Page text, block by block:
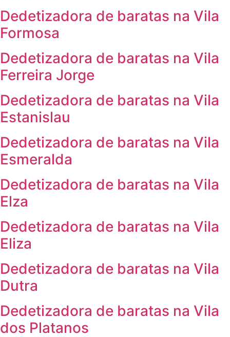
Dedetizadora de baratas na Vila
Formosa
Dedetizadora de baratas na Vila
Ferreira Jorge
Dedetizadora de baratas na Vila
Estanislau
Dedetizadora de baratas na Vila
Esmeralda
Dedetizadora de baratas na Vila
Elza
Dedetizadora de baratas na Vila
Eliza
Dedetizadora de baratas na Vila
Dutra
Dedetizadora de baratas na Vila
dos Platanos